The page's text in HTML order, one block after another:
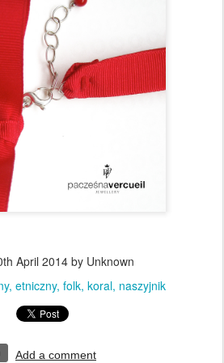
April 2014 by Unknown
etniczny folk koral naszyjnik
Add a comment